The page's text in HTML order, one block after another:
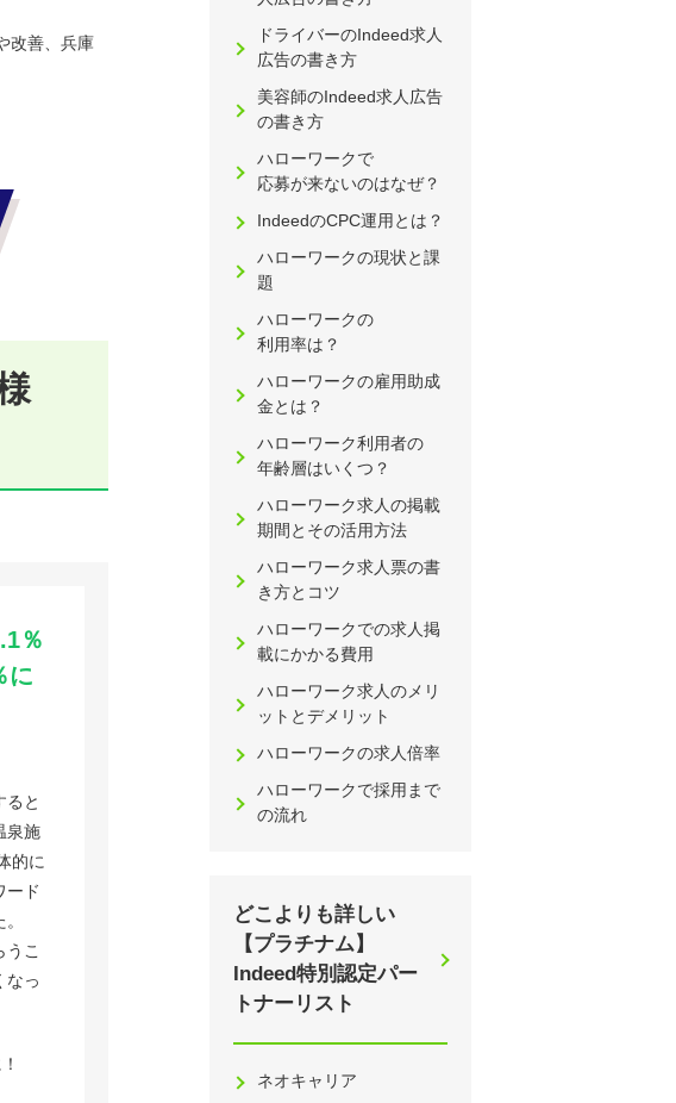
改善、兵庫
％
に
ると
泉施
的に
ード
こ
なっ
ドライバーのIndeed求人
広告の書き方
美容師のIndeed求人広告
の書き方
ハローワークで
応募が来ないのはなぜ？
IndeedのCPC運用とは？
ハローワークの現状と課
題
ハローワークの
利用率は？
ハローワークの雇用助成
金とは？
ハローワーク利用者の
年齢層はいくつ？
ハローワーク求人の掲載
期間とその活用方法
ハローワーク求人票の書
き方とコツ
ハローワークでの求人掲
載にかかる費用
ハローワーク求人のメリ
ットとデメリット
ハローワークの求人倍率
ハローワークで採用まで
の流れ
どこよりも詳しい
【プラチナム】
Indeed特別認定パー
トナーリスト
ネオキャリア